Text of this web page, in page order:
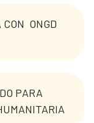
ONGD
PARA